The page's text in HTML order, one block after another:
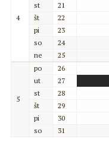
4
st
21
št
22
pi
23
so
24
ne
25
5
po
26
ut
27
st
28
št
29
pi
30
so
31